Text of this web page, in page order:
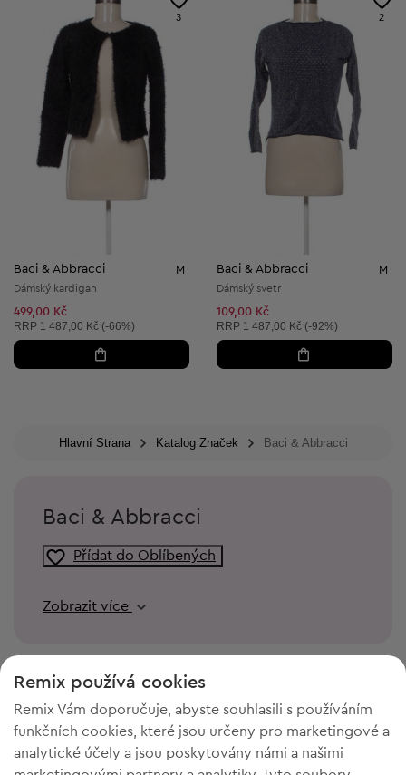
3
Baci & Abbracci M
Dámský kardigan
499,00 Kč
Doporučená cena:
RRP 1 487,00 Kč (-66%)
2
Baci & Abbracci M
Dámský svetr
109,00 Kč
Doporučená cena:
RRP 1 487,00 Kč (-92%)
Hlavní Strana Katalog Značek Baci & Abbracci
Baci & Abbracci
Přídat do Oblíbených
Zobrazit více
Remix používá cookies
Remix Vám doporučuje, abyste souhlasili s používáním
funkčních cookies, které jsou určeny pro marketingové a
analytické účely a jsou poskytovány námi a našimi